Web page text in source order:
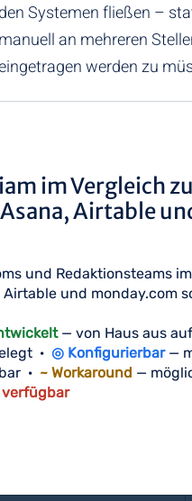
den Systemen fließen –
manuell an mehreren
werden zu
im Vergleich
Airtable
und Redaktionsteams
Airtable und monday.com
— von Haus aus auf
· ◎ Konfigurierbar—
· ~ Workaround —
verfügbar